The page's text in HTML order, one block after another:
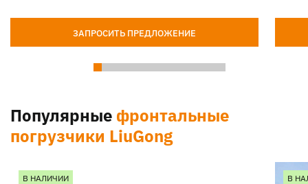
ЗАПРОСИТЬ ПРЕДЛОЖЕНИЕ
Популярные фронтальные
погрузчики LiuGong
В НАЛИЧИИ В